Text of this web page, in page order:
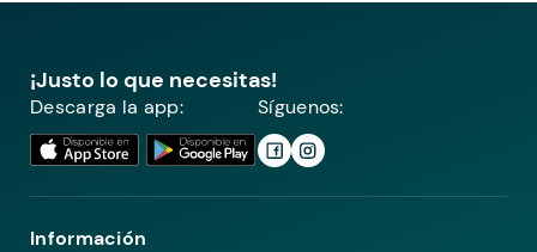
¡Justo lo que necesitas!
Descarga la app: Síguenos:
Información